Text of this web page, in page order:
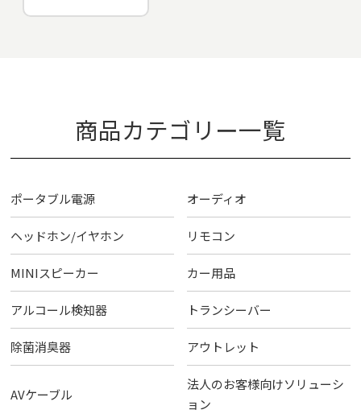
商品カテゴリー一覧
ポータブル電源 オーディオ
ヘッドホン/イヤホン リモコン
MINIスピーカー カー用品
アルコール検知器 トランシーバー
除菌消臭器 アウトレット
AVケーブル
法人のお客様向けソリューシ
ョン